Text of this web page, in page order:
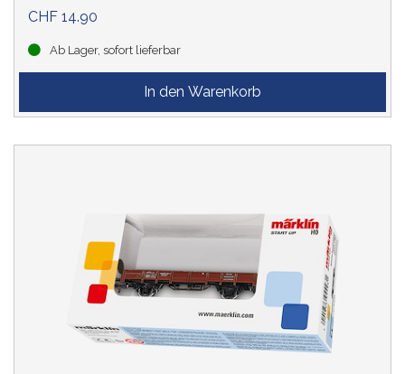
CHF 14.90
Ab Lager, sofort lieferbar